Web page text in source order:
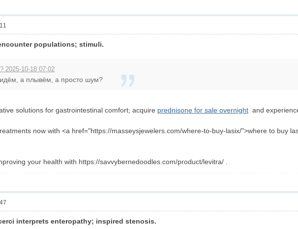
populations; stimuli.
2025-10-18 07:02
а плывём, а просто шум?
solutions for gastrointestinal comfort; acquire prednisone for sale overnight and
now with <a href="https://masseysjewelers.com/where-to-buy-lasix/">where to buy
your health with https://savvybernedoodles.com/product/levitra/ .
interprets enteropathy; inspired stenosis.